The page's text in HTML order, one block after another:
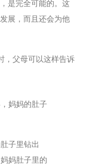
是完全可能的。这
展，而且还会为他
，父母可以这样告诉
妈妈的肚子
子里钻出
妈肚子里的